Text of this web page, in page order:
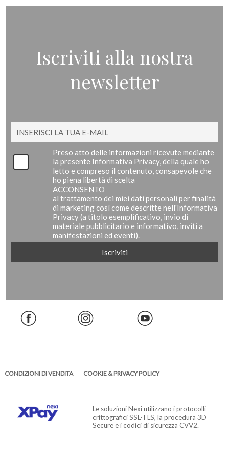
Iscriviti alla nostra
newsletter
Preso atto delle informazioni ricevute mediante
la presente Informativa Privacy, della quale ho
letto e compreso il contenuto, consapevole che
ho piena libertà di scelta
ACCONSENTO
al trattamento dei miei dati personali per finalità
di marketing così come descritte nell'Informativa
Privacy (a titolo esemplificativo, invio di
materiale pubblicitario e informativo, inviti a
manifestazioni ed eventi).
CONDIZIONI DI VENDITA COOKIE & PRIVACY POLICY
Le soluzioni Nexi utilizzano i protocolli
crittografici SSL-TLS, la procedura 3D
Secure e i codici di sicurezza CVV2.